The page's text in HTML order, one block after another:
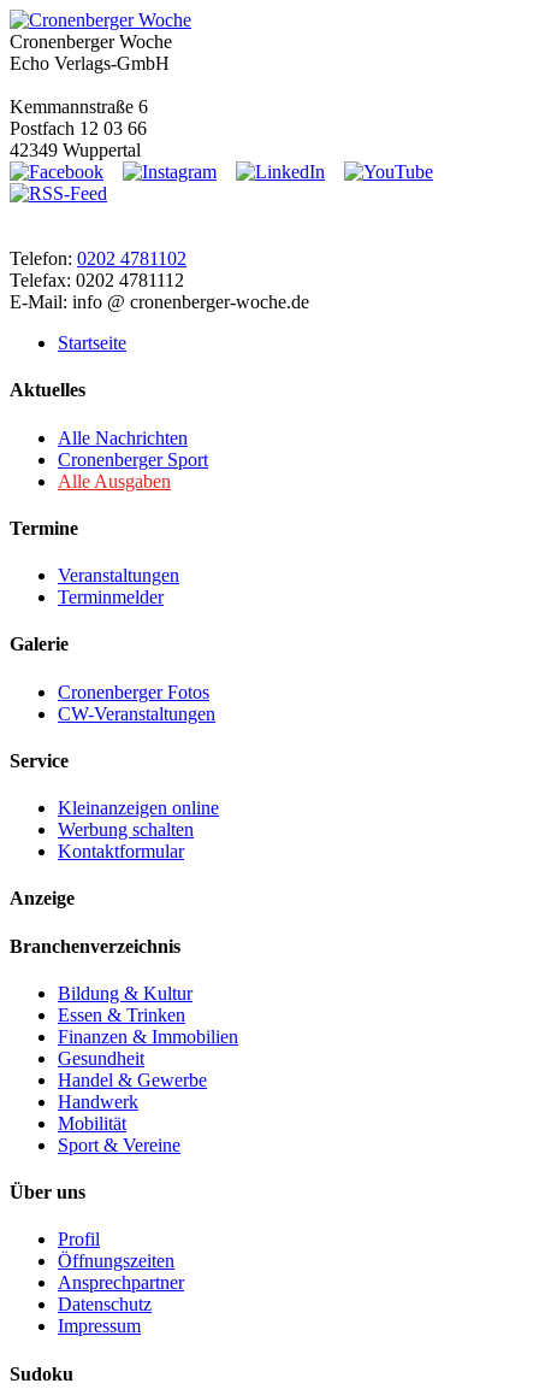
Cronenberger Woche
Echo Verlags-GmbH
Kemmannstraße 6
Postfach 12 03 66
42349 Wuppertal
Telefon: 0202 4781102
Telefax: 0202 4781112
E-Mail: info @ cronenberger-woche.de
Startseite
Aktuelles
Alle Nachrichten
Cronenberger Sport
Alle Ausgaben
Termine
Veranstaltungen
Terminmelder
Galerie
Cronenberger Fotos
CW-Veranstaltungen
Service
Kleinanzeigen online
Werbung schalten
Kontaktformular
Anzeige
Branchenverzeichnis
Bildung & Kultur
Essen & Trinken
Finanzen & Immobilien
Gesundheit
Handel & Gewerbe
Handwerk
Mobilität
Sport & Vereine
Über uns
Profil
Öffnungszeiten
Ansprechpartner
Datenschutz
Impressum
Sudoku